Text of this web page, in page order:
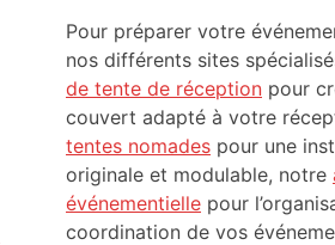
Pour préparer votre
nos différents sites
de tente de réception pour
couvert adapté à votre
tentes nomades pour une
originale et modulable, notre
événementielle pour
coordination de vos